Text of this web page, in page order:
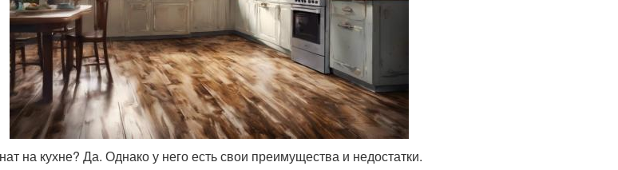
на кухне? Да. Однако у него есть свои преимущества и недостатки.